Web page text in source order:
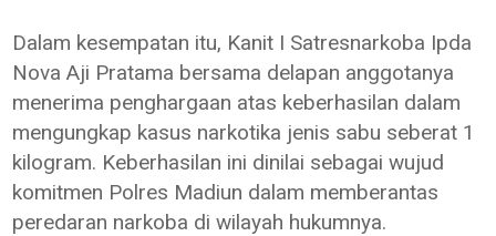
Dalam kesempatan itu, Kanit I Satresnarkoba Ipda
Nova Aji Pratama bersama delapan anggotanya
menerima penghargaan atas keberhasilan dalam
mengungkap kasus narkotika jenis sabu seberat 1
kilogram. Keberhasilan ini dinilai sebagai wujud
komitmen Polres Madiun dalam memberantas
peredaran narkoba di wilayah hukumnya.